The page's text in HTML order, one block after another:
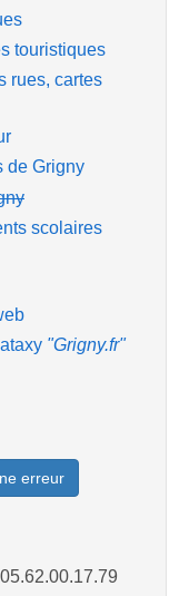
touristiques
rues, cartes
de Grigny
scolaires
"Grigny.fr"
erreur
05.62.00.17.79